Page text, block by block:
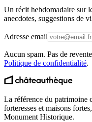
Un récit hebdomadaire sur
anecdotes, suggestions de
Adresse email
Aucun spam. Pas de
Politique de confidentialité.
La référence du patrimoine
forteresses et maisons
Monument Historique.